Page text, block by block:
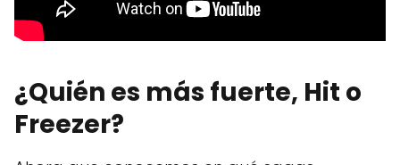
¿Quién es más fuerte, Hit o
Freezer?